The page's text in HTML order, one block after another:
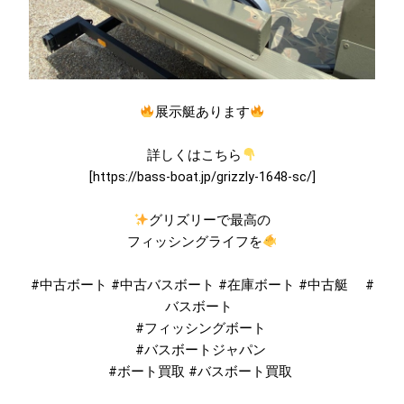
展示艇あります
詳しくはこちら
[https://bass-boat.jp/grizzly-1648-sc/]
グリズリーで最高の
フィッシングライフを
#中古ボート #中古バスボート #在庫ボート #中古艇 #
バスボート
#フィッシングボート
#バスボートジャパン
#ボート買取 #バスボート買取